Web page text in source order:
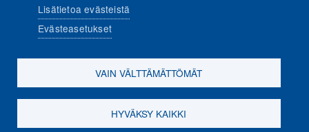
Sosiaalinen media
Evästeasetukset
Lisätietoa evästeistä
Evästeasetukset
VAIN VÄLTTÄMÄTTÖMÄT
HYVÄKSY KAIKKI